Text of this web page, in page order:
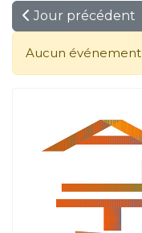
Jour précédent
Aucun événement